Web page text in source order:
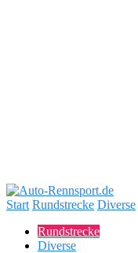
Start Rundstrecke Diverse
Rundstrecke
Diverse